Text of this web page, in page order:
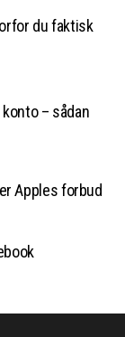
du faktisk
konto – sådan
Apples forbud